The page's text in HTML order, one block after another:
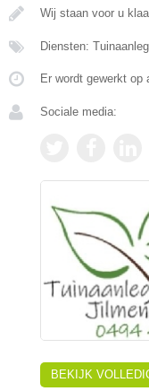
Wij staan voor u
Diensten:
Er wordt gewerkt op
Sociale media:
BEKIJK